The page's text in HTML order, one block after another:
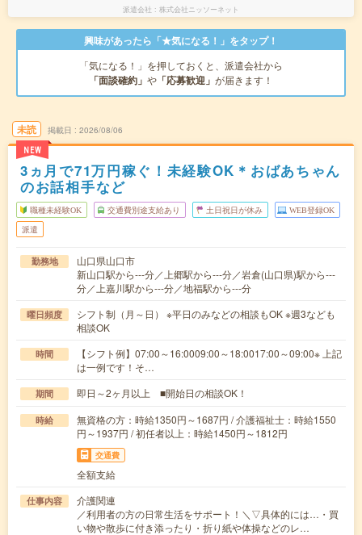
派遣会社 株式会社ニッソーネット
興味があったら「★気になる！」をタップ！
「気になる！」を押しておくと、派遣会社から
「面談確約」 や 「応募歓迎」 が届きます！
未読
NEW
掲載日 2026/08/06
3ヵ月で71万円稼ぐ！未経験OK＊おばあちゃん
のお話相手など
職種未経験OK 交通費別途支給あり 土日祝日が休み WEB登録OK
派遣
勤務地
山口県山口市
新山口駅から---分／上郷駅から---分／岩倉(山口県)駅から---
分／上嘉川駅から---分／地福駅から---分
曜日頻度
シフト制（月～日） ※平日のみなどの相談もOK ※週3なども
相談OK
時間
【シフト例】07:00～16:0009:00～18:0017:00～09:00※ 上記
は一例です！そ…
期間 即日～2ヶ月以上 ■開始日の相談OK！
時給
無資格の方：時給1350円～1687円 / 介護福祉士：時給1550
円～1937円 / 初任者以上：時給1450円～1812円
交通費
全額支給
仕事内容
介護関連
／利用者の方の日常生活をサポート！＼▽具体的には…・買
い物や散歩に付き添ったり・折り紙や体操などのレ…